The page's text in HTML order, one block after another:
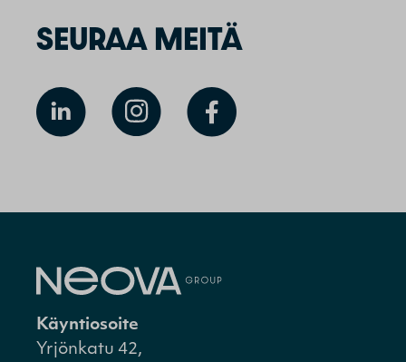
SEURAA MEITÄ
Käyntiosoite
Yrjönkatu 42,